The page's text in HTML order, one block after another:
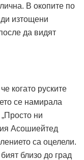
В окопите по
изтощени
да видят
когато руските
се намирала
„Просто ни
Асошиейтед
са оцелели.
близо до град